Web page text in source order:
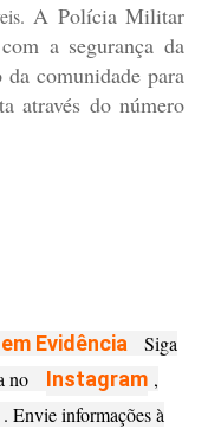
A Polícia Militar
a segurança da
comunidade para
através do número
Evidência Siga
no Instagram ,
. Envie informações à